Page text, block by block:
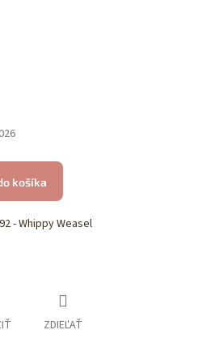
košíka
- Whippy Weasel
ZDIEĽAŤ